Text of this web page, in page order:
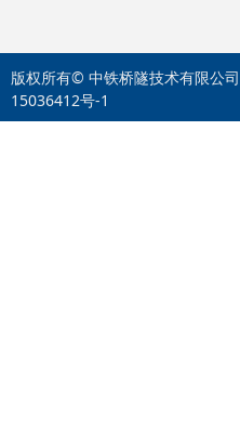
版权所有© 中铁桥隧技术有限公司
15036412号-1